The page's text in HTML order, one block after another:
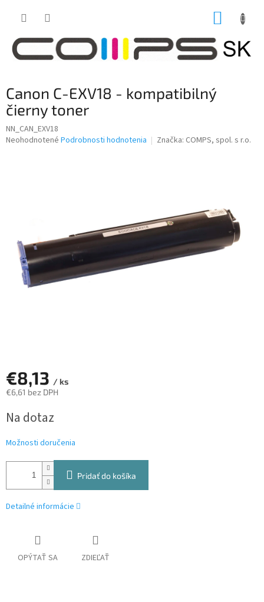
Canon C-EXV18 - kompatibilný
čierny toner
NN_CAN_EXV18
Priemerné
Neohodnotené Podrobnosti hodnotenia Značka: COMPS, spol. s r.o.
€8,13 / ks
€6,61 bez DPH
cena:
Na dotaz
Možnosti doručenia
Pridať do košíka
Detailné informácie
OPÝTAŤ SA ZDIEĽAŤ